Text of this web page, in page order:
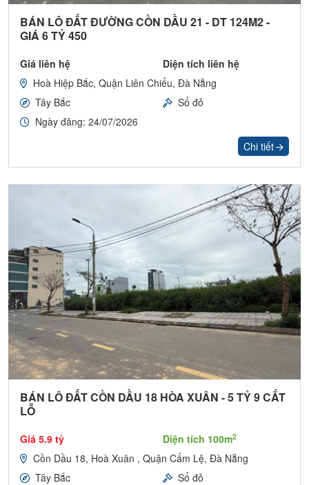
BÁN LÔ ĐẤT ĐƯỜNG CỒN DẦU 21 - DT 124M2 -
GIÁ 6 TỶ 450
Giá liên hệ
Diện tích liên hệ
Hoà Hiệp Bắc, Quận Liên Chiểu, Đà Nẵng
Tây Bắc
Sổ đỏ
Ngày đăng: 24/07/2026
Chi tiết
BÁN LÔ ĐẤT CỒN DẦU 18 HÒA XUÂN - 5 TỶ 9 CẮT
LỖ
Giá 5.9 tỷ Diện tích 100m2
Cồn Dầu 18, Hoà Xuân , Quận Cẩm Lệ, Đà Nẵng
Tây Bắc
Sổ đỏ